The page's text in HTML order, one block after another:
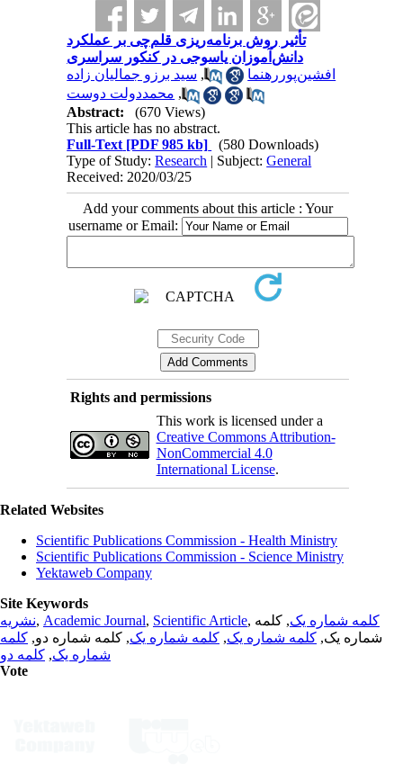
تأثیر روش برنامه‌ریزی قلم‌چی بر عملکرد
دانش‌آموزان یاسوجی در کنکور سراسری
افشین‌پوررهنما
, سید برزو جمالیان زاده
, محمددولت دوست
Abstract:
(670 Views)
This article has no abstract.
Full-Text [PDF 985 kb]
(580 Downloads)
Type of Study:Research | Subject:General
Received: 2020/03/25
Add your comments about this article : Your
username or Email:
Rights and permissions
This work is licensed under a
Creative Commons Attribution-
NonCommercial 4.0
International License.
Related Websites
Scientific Publications Commission - Health Ministry
Scientific Publications Commission - Science Ministry
Yektaweb Company
Site Keywords
نشریه, Academic Journal, Scientific Article, کلمه شماره یک, کلمه
شماره یک, کلمه شماره یک, کلمه شماره یک, کلمه شماره دو, کلمه
شماره یک, کلمه دو
Vote